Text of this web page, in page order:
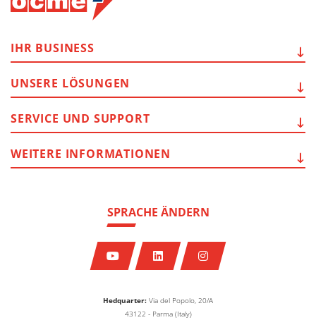
Hedquarter: Via del Popolo, 20/A
43122 - Parma (Italy)
SPRACHE ÄNDERN
IHR BUSINESS
UNSERE LÖSUNGEN
SERVICE UND SUPPORT
WEITERE INFORMATIONEN